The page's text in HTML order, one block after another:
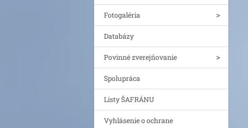
Fotogaléria
Databázy
Povinné zverejňovanie
Spolupráca
Listy ŠAFRÁNU
Vyhlásenie o ochrane